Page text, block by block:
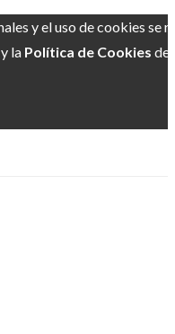
y el uso de cookies se
y la Política de Cookies